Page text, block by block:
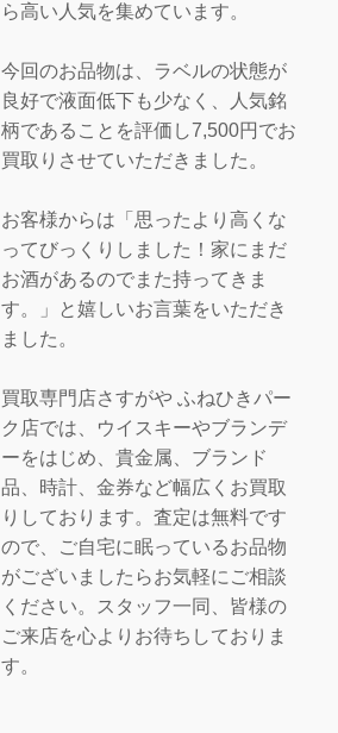
ら高い人気を集めています。
今回のお品物は、ラベルの状態が
良好で液面低下も少なく、人気銘
柄であることを評価し7,500円でお
買取りさせていただきました。
お客様からは「思ったより高くな
ってびっくりしました！家にまだ
お酒があるのでまた持ってきま
す。」と嬉しいお言葉をいただき
ました。
買取専門店さすがや ふねひきパー
ク店では、ウイスキーやブランデ
ーをはじめ、貴金属、ブランド
品、時計、金券など幅広くお買取
りしております。査定は無料です
ので、ご自宅に眠っているお品物
がございましたらお気軽にご相談
ください。スタッフ一同、皆様の
ご来店を心よりお待ちしておりま
す。